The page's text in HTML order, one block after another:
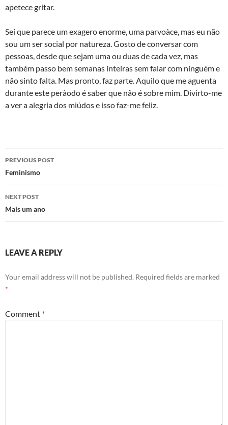
apetece gritar.
Sei que parece um exagero enorme, uma parvoà­ce, mas eu não
sou um ser social por natureza. Gosto de conversar com
pessoas, desde que sejam uma ou duas de cada vez, mas
também passo bem semanas inteiras sem falar com ninguém e
não sinto falta. Mas pronto, faz parte. Aquilo que me aguenta
durante este perà­odo é saber que não é sobre mim. Divirto-me
a ver a alegria dos miúdos e isso faz-me feliz.
Post
navigation
PREVIOUS POST
Feminismo
NEXT POST
Mais um ano
LEAVE A REPLY
Your email address will not be published. Required fields are marked
*
Comment *